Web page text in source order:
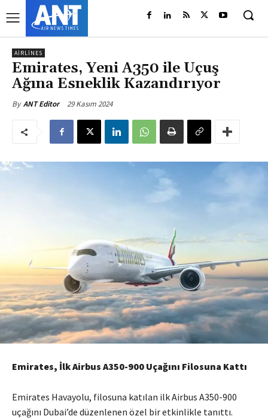
AIRLINES
Emirates, Yeni A350 ile Uçuş
Ağına Esneklik Kazandırıyor
By ANT Editor 29 Kasım 2024
Emirates, İlk Airbus A350-900 Uçağını Filosuna Kattı
Emirates Havayolu, filosuna katılan ilk Airbus A350-900
uçağını Dubai’de düzenlenen özel bir etkinlikle tanıttı.